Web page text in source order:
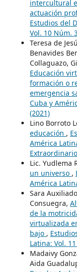
intercultural
actuación
Estudios del
Vol. 10 Núm.
Teresa de
Benavides
Collaguazo,
Educación
formación o
emergencia
Cuba y
(2021)
Lino Borroto
educación ,
América
Extraordinario
Lic. Yudlema
un universo ,
América
Sara
Consuegra,
de la
virtualizada
bajo ,
Latina: Vol.
Madaivy
Aida